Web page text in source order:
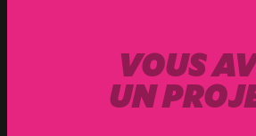
VOUS
UN